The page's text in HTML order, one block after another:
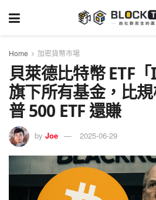
Home 加密貨幣市場
貝萊德比特幣 ETF
旗下所有基金，比
普 500 ETF 還賺
by Joe 2025-06-29